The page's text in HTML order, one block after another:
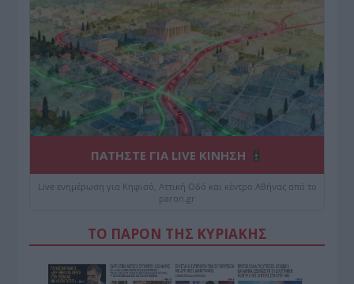
ΠΑΤΗΣΤΕ ΓΙΑ LIVE ΚΙΝΗΣΗ
Live ενημέρωση για Κηφισό, Αττική Οδό και κέντρο Αθήνας από το
paron.gr
ΤΟ ΠΑΡΟΝ ΤΗΣ ΚΥΡΙΑΚΗΣ